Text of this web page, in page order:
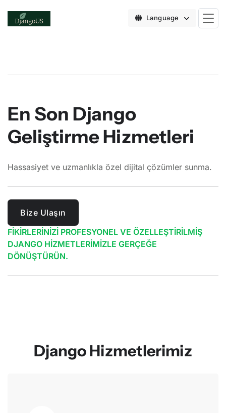
Language
En Son Django
Geliştirme Hizmetleri
Hassasiyet ve uzmanlıkla özel dijital çözümler sunma.
Bize Ulaşın
FIKIRLERINIZI PROFESYONEL VE ÖZELLEŞTIRILMIŞ
DJANGO HIZMETLERIMIZLE GERÇEĞE
DÖNÜŞTÜRÜN.
Django Hizmetlerimiz